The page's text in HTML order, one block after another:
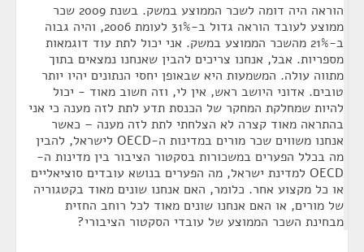
הוראה היה דומה לשכר הממוצע במשק. בשנת 2009 שכר
ממוצע לעובד הוראה גדול ב-31% לעומת 2006, והיה גבוה
ב-21% מהשכר הממוצע במשק. אני יכול לתת עוד דוגמאות
מספריות. אבל, אנחנו צריכים להבין שאנחנו נמצאים בתוך
מתווה עולה. המשמעות היא שבאופן יחסי הנתונים יהיו יותר
טובים. אדוני היושב ראש, אין לי, וזה חשוב מאוד - יכול
להיות שמחלקת המחקר של הכנסת תדע לתת לזה מענה כי אני
בהתראה מאוד קצרה לא הצלחתי לתת לזה מענה – כאשר
אנחנו משווים שכר מורים במדינות ה-OECD לישראל, להבין
מה בכלל הפערים במשכורות בסקטור הציבור בין מדינות ה-
OECD למדינת ישראל, מה הפערים בנושא עובדים סוציאליים
או כל מקצוע אחר. כלומר, האם אנחנו שונים מאוד בקטגוריה
של מורים, או האם אנחנו שונים מאוד לכל רוחב החזית
מבחינת השכר הממוצע של עובדי הסקטור הציבורי?